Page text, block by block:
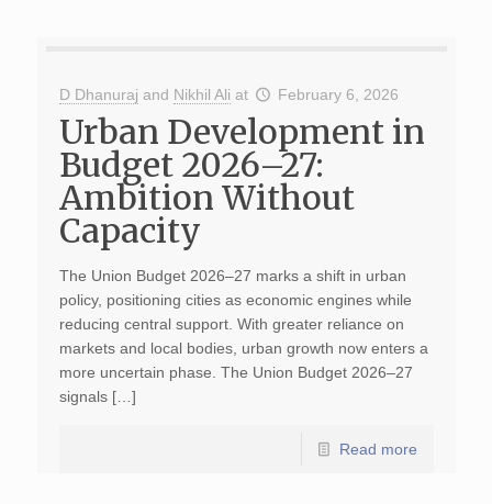
D Dhanuraj and Nikhil Ali at February 6, 2026
Urban Development in
Budget 2026–27:
Ambition Without
Capacity
The Union Budget 2026–27 marks a shift in urban
policy, positioning cities as economic engines while
reducing central support. With greater reliance on
markets and local bodies, urban growth now enters a
more uncertain phase. The Union Budget 2026–27
signals […]
Read more